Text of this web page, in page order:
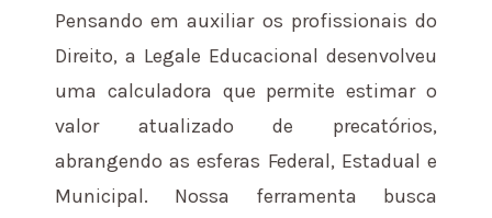
Pensando em auxiliar os profissionais do
Direito, a Legale Educacional desenvolveu
uma calculadora que permite estimar o
valor atualizado de precatórios,
abrangendo as esferas Federal, Estadual e
Municipal. Nossa ferramenta busca